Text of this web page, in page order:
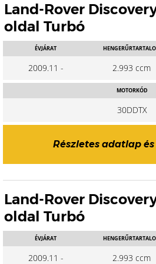
Land-Rover
oldal Turbó
ÉVJÁRAT
2009.11 - 2.993 ccm
MOTORKÓD
30DDTX
Részletes adatlap
Land-Rover
oldal Turbó
ÉVJÁRAT
2009.11 - 2.993 ccm